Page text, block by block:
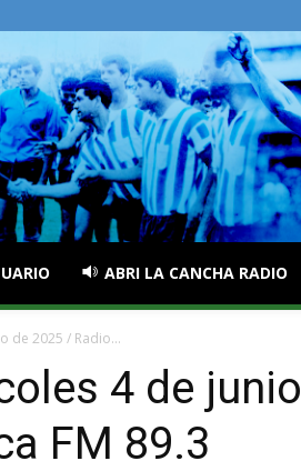
ABRI LA CANCHA RADIO
de 2025 / Radio...
4 de junio
FM 89.3